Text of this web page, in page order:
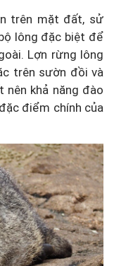
trên mặt đất, sử
lông đặc biệt để
Lợn rừng lông
trên sườn đồi và
nên khả năng đào
điểm chính của